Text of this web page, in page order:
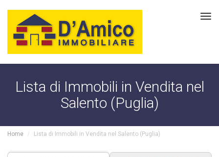
Lista di Immobili in Vendita nel
Salento (Puglia)
Home Lista di Immobili in Vendita nel Salento (Puglia)